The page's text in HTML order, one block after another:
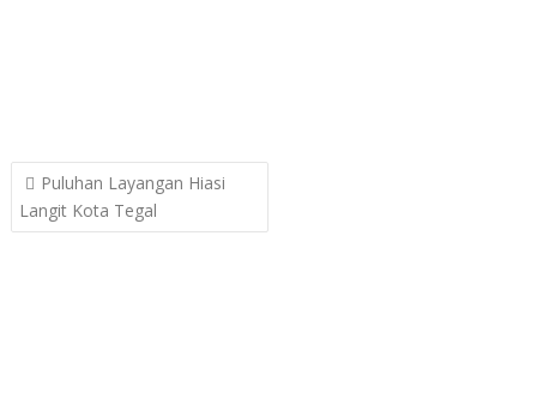
Post
navigation
Puluhan Layangan Hiasi
Langit Kota Tegal